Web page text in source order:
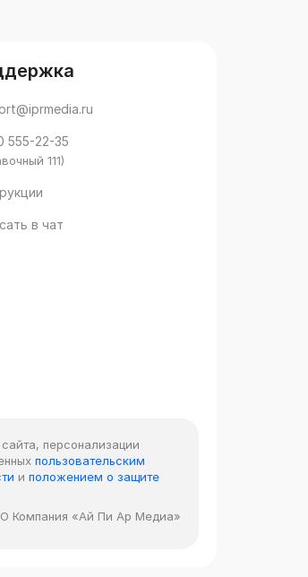
555-22-35
111)
в чат
персонализации
пользовательским
и положением о защите
Компания «Ай Пи Ар Медиа»